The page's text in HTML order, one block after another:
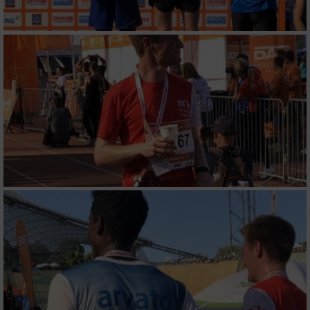
von Werbeanzeigen
Erstellung von Profilen für personalisierte
Werbung
Verwendung von Profilen zur Auswahl
personalisierter Werbung
Erstellung von Profilen zur Personalisierung
von Inhalten
Verwendung von Profilen zur Auswahl
personalisierter Inhalte
Messung der Werbeleistung
Messung der Performance von Inhalten
Analyse von Zielgruppen durch Statistiken
oder Kombinationen von Daten aus